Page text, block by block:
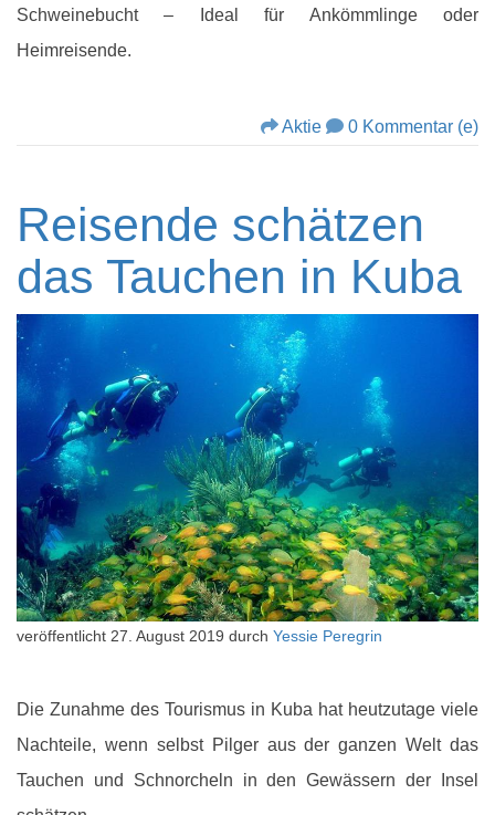
Schweinebucht – Ideal für Ankömmlinge oder
Heimreisende.
Aktie 0 Kommentar (e)
Reisende schätzen
das Tauchen in Kuba
veröffentlicht 27. August 2019 durch Yessie Peregrin
Die Zunahme des Tourismus in Kuba hat heutzutage viele
Nachteile, wenn selbst Pilger aus der ganzen Welt das
Tauchen und Schnorcheln in den Gewässern der Insel